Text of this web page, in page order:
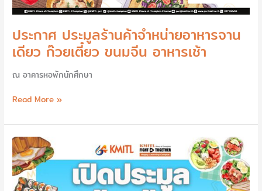
ประกาศ ประมูลร้านค้าจำหน่ายอาหารจาน
เดียว ก๊วยเตี๋ยว ขนมจีน อาหารเช้า
ณ อาคารหอพักนักศึกษา
Read More »
ประกาศ
ประมูล
ร้าน
ค้า